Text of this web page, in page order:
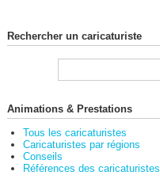
Rechercher un caricaturiste
Animations & Prestations
Tous les caricaturistes
Caricaturistes par régions
Conseils
Références des caricaturistes